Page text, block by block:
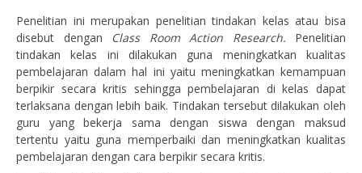
Penelitian ini merupakan penelitian tindakan kelas atau bisa
disebut dengan
Class Room Action Research. Penelitian
tindakan kelas ini dilakukan guna meningkatkan kualitas
pembelajaran dalam hal ini yaitu meningkatkan kemampuan
berpikir secara kritis sehingga pembelajaran di kelas dapat
terlaksana dengan lebih baik. Tindakan tersebut dilakukan oleh
guru yang bekerja sama dengan siswa dengan maksud
tertentu yaitu guna memperbaiki dan meningkatkan kualitas
pembelajaran dengan cara berpikir secara kritis.